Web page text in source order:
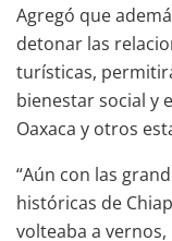
Agregó que
detonar las
turísticas,
bienestar social y
Oaxaca y otros
“Aún con las
históricas de
volteaba a